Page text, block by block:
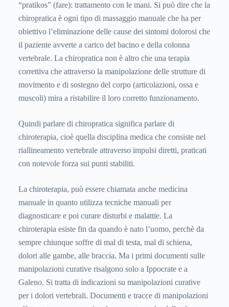
“pratikos” (fare): trattamento con le mani. Si può dire che la
chiropratica è ogni tipo di massaggio manuale che ha per
obiettivo l’eliminazione delle cause dei sintomi dolorosi che
il paziente avverte a carico del bacino e della colonna
vertebrale. La chiropratica non è altro che una terapia
correttiva che attraverso la manipolazione delle strutture di
movimento e di sostegno del corpo (articolazioni, ossa e
muscoli) mira a ristabilire il loro corretto funzionamento.
Quindi parlare di chiropratica significa parlare di
chiroterapia, cioè quella disciplina medica che consiste nel
riallineamento vertebrale attraverso impulsi diretti, praticati
con notevole forza sui punti stabiliti.
La chiroterapia, può essere chiamata anche medicina
manuale in quanto utilizza tecniche manuali per
diagnosticare e poi curare disturbi e malattie. La
chiroterapia esiste fin da quando è nato l’uomo, perchè da
sempre chiunque soffre di mal di testa, mal di schiena,
dolori alle gambe, alle braccia. Ma i primi documenti sulle
manipolazioni curative risalgono solo a Ippocrate e a
Galeno. Si tratta di indicazioni su manipolazioni curative
per i dolori vertebrali. Documenti e tracce di manipolazioni